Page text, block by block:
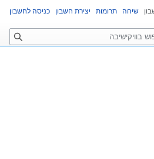
שיחה תרומות יצירת חשבון כניסה לחשבון